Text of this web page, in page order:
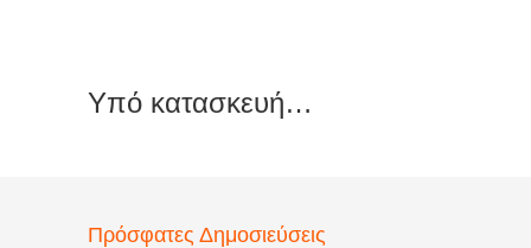
Υπό κατασκευή…
Πρόσφατες Δημοσιεύσεις